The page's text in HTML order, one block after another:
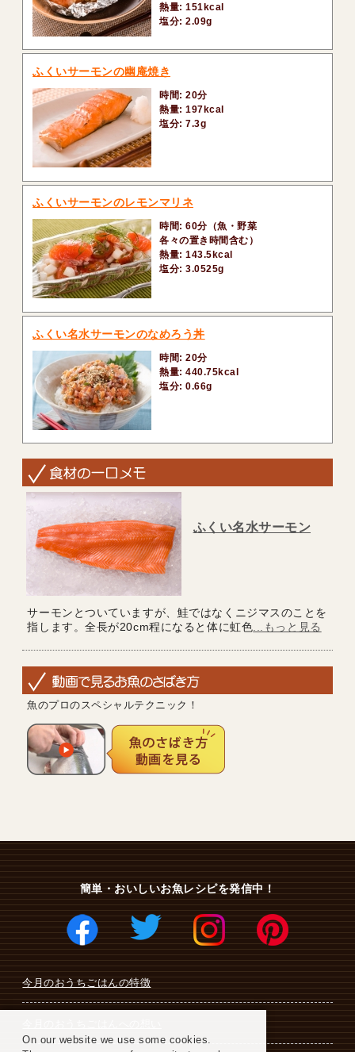
熱量: 151kcal
塩分: 2.09g
ふくいサーモンの幽庵焼き
時間: 20分
熱量: 197kcal
塩分: 7.3g
ふくいサーモンのレモンマリネ
時間: 60分（魚・野菜
各々の置き時間含む）
熱量: 143.5kcal
塩分: 3.0525g
ふくい名水サーモンのなめろう丼
時間: 20分
熱量: 440.75kcal
塩分: 0.66g
ふくい名水サーモン
サーモンとついていますが、鮭ではなくニジマスのことを
指します。全長が20cm程になると体に虹色 ...もっと見る
魚のプロのスペシャルテクニック！
簡単・おいしいお魚レシピを発信中！
今月のおうちごはんの特徴
On our website we use some cookies.